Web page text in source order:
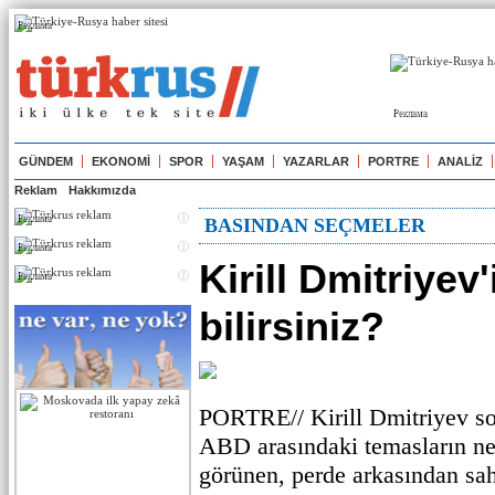
Реклама
Реклама
GÜNDEM EKONOMİ SPOR YAŞAM YAZARLAR PORTRE ANALİZ
Reklam Hakkımızda
Реклама
Реклама
Реклама
BASINDAN SEÇMELER
Kirill
bilirsiniz?
PORTRE// Kirill Dmitriyev
ABD arasındaki temasların
görünen, perde arkasından